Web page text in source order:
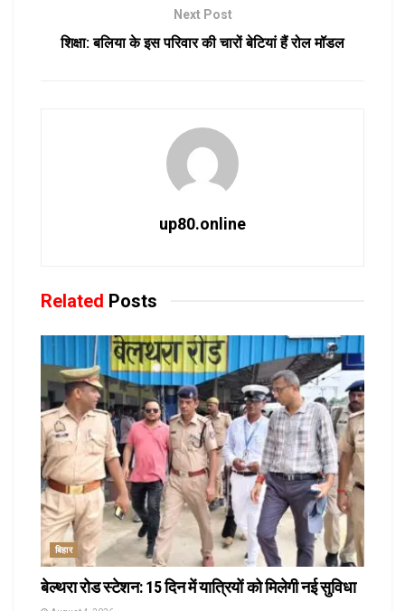
Next Post
शिक्षा: बलिया के इस परिवार की चारों बेटियां हैं रोल मॉडल
up80.online
Related Posts
बिहार
बेल्थरा रोड स्टेशन: 15 दिन में यात्रियों को मिलेगी नई सुविधा